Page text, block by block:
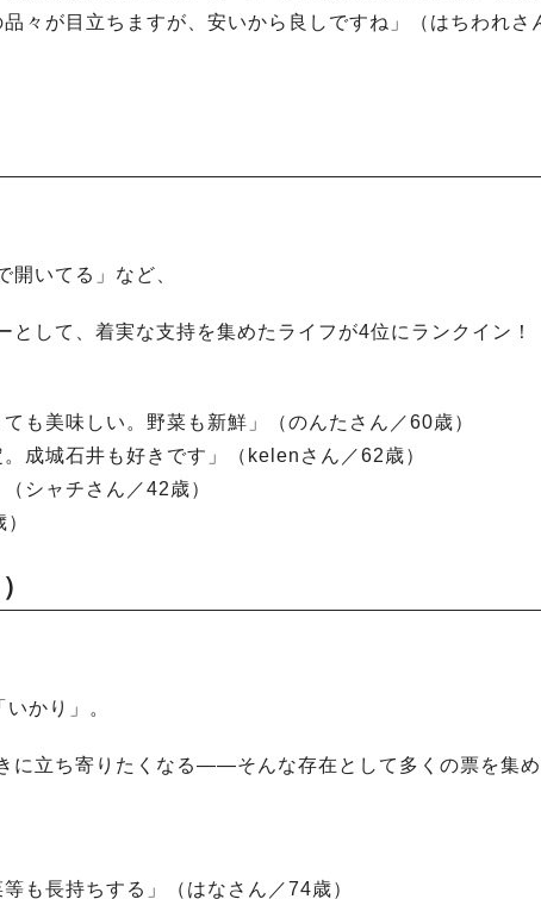
々が目立ちますが、安いから良しですね」（はちわれさ
開いてる」など、
して、着実な支持を集めたライフが4位にランクイン！
も美味しい。野菜も新鮮」（のんたさん／60歳）
成城石井も好きです」（kelenさん／62歳）
シャチさん／42歳）
かり」。
に立ち寄りたくなる——そんな存在として多くの票を集め
も長持ちする」（はなさん／74歳）